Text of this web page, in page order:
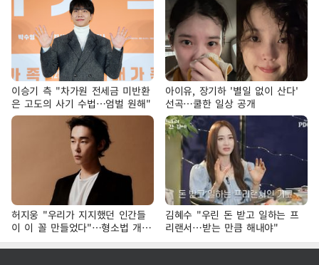
이승기 측 "차가원 전세금 미반환
은 고도의 사기 수법…엄벌 원해"
아이유, 장기하 '별일 없이 산다'
선곡…쿨한 일상 공개
허지웅 "우리가 지지했던 인간들
이 이 꼴 만들었다"…형소법 개정
에 격한 반응
김혜수 "우린 돈 받고 일하는 프
리랜서…받는 만큼 해내야"